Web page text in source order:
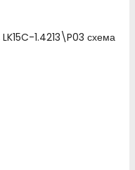
1.4213\P03 схема